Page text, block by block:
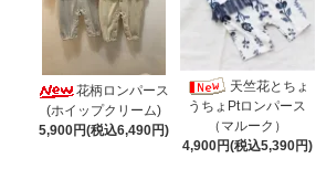
花柄ロンパース
(ホイップクリーム)
5,900円(税込6,490円)
天竺花とちょ
うちょPtロンパース
（マルーク）
4,900円(税込5,390円)